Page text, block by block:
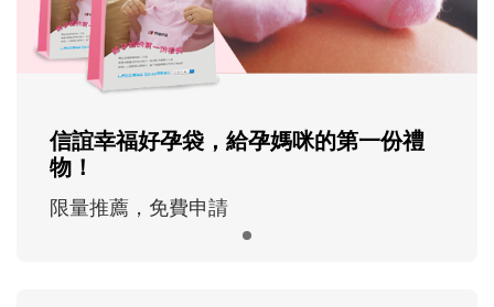
信誼幸福好孕袋，給孕媽咪的第一份禮
物！
限量推薦，免費申請